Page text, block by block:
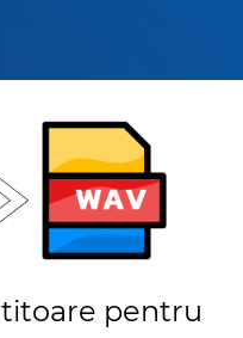
pentru